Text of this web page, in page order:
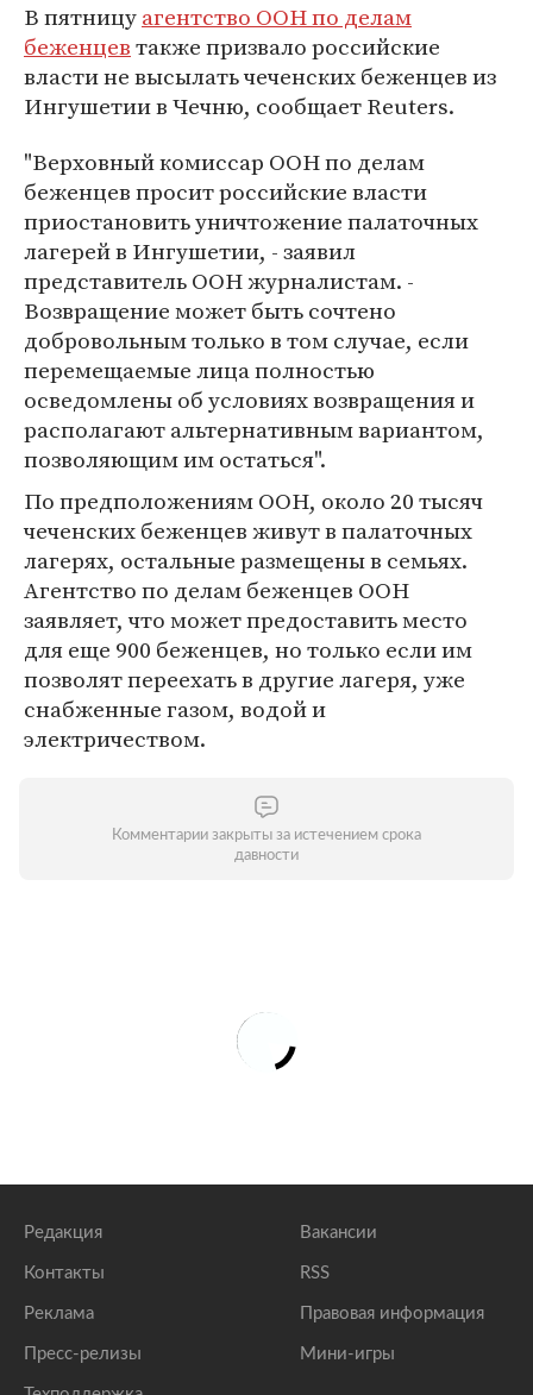
В пятницуагентство ООН по делам
беженцевтакже призвало российские
власти не высылать чеченских беженцев из
Ингушетии в Чечню, сообщает Reuters.
"Верховный комиссар ООН по делам
беженцев просит российские власти
приостановить уничтожение палаточных
лагерей в Ингушетии, - заявил
представитель ООН журналистам. -
Возвращение может быть сочтено
добровольным только в том случае, если
перемещаемые лица полностью
осведомлены об условиях возвращения и
располагают альтернативным вариантом,
позволяющим им остаться".
По предположениям ООН, около 20 тысяч
чеченских беженцев живут в палаточных
лагерях, остальные размещены в семьях.
Агентство по делам беженцев ООН
заявляет, что может предоставить место
для еще 900 беженцев, но только если им
позволят переехать в другие лагеря, уже
снабженные газом, водой и
электричеством.
Комментарии закрыты за истечением срока
давности
Редакция
Контакты
Реклама
Пресс-релизы
Вакансии
RSS
Правовая информация
Мини-игры